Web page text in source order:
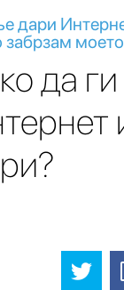
дари
забрзам
да